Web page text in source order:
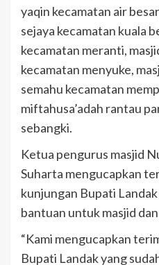
yaqin kecamatan air
sejaya kecamatan kuala
kecamatan meranti,
kecamatan menyuke,
semahu kecamatan
miftahusa’adah rantau
sebangki.
Ketua pengurus masjid
Suharta mengucapkan
kunjungan Bupati
bantuan untuk masjid
“Kami mengucapkan
Bupati Landak yang